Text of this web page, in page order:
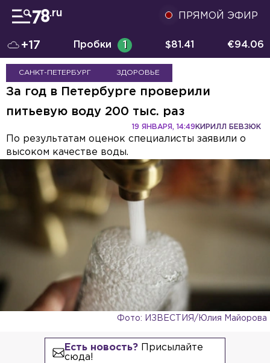
ПРЯМОЙ ЭФИР
+17 Пробки 1 $81.41 €94.06
САНКТ-ПЕТЕРБУРГ ЗДОРОВЬЕ
За год в Петербурге проверили
питьевую воду 200 тыс. раз
КИРИЛЛ БЕВЗЮК
19 ЯНВАРЯ, 14:49
По результатам оценок специалисты заявили о
высоком качестве воды.
Фото: ИЗВЕСТИЯ/Юлия Майорова
Есть новость?Присылайте
сюда!